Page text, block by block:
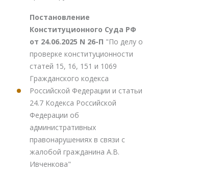
Постановление
Конституционного Суда РФ
от 24.06.2025 N 26-П "По делу о
проверке конституционности
статей 15, 16, 151 и 1069
Гражданского кодекса
Российской Федерации и статьи
24.7 Кодекса Российской
Федерации об
административных
правонарушениях в связи с
жалобой гражданина А.В.
Ивченкова"